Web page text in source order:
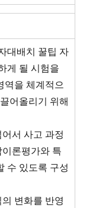
대배치 꿀팁 자
게 될 시험을
역을 체계적으
어올리기 위해
서 사고 과정
론평가와 특
수 있도록 구성
변화를 반영